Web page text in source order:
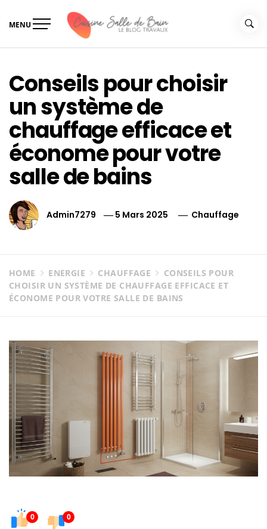
MENU
Conseils pour choisir
un système de
chauffage efficace et
économe pour votre
salle de bains
Admin7279 5 Mars 2025 Chauffage
HOME ENERGIE CHAUFFAGE
CONSEILS POUR
CHOISIR UN SYSTÈME DE CHAUFFAGE EFFICACE ET
ÉCONOME POUR VOTRE SALLE DE BAINS
0 0